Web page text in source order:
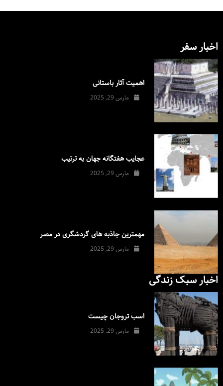
اخبار سفر
اهمیت آثار باستانی
مارس 29, 2025
عجایب هفتگانه جهان به ترتیب
مارس 29, 2025
مهمترین جاذبه های گردشگری در مصر
مارس 29, 2025
اخبار سبک زندگی
اسب تروجان چیست
مارس 29, 2025